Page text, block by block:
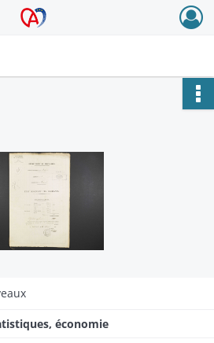
Alsace - Colmar
économie